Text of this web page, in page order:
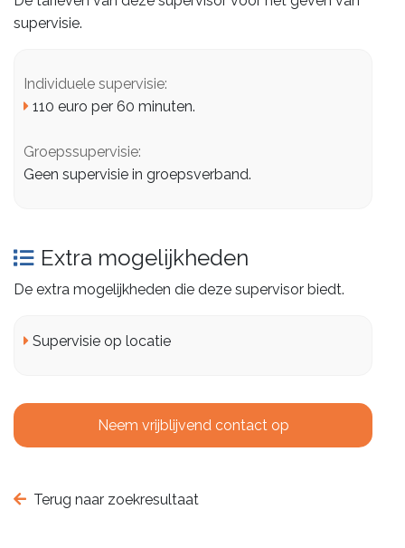
supervisie.
Individuele supervisie:
110 euro per 60 minuten.
Groepssupervisie:
Geen supervisie in groepsverband.
Extra mogelijkheden
De extra mogelijkheden die deze supervisor biedt.
Supervisie op locatie
Neem vrijblijvend contact op
Terug naar zoekresultaat